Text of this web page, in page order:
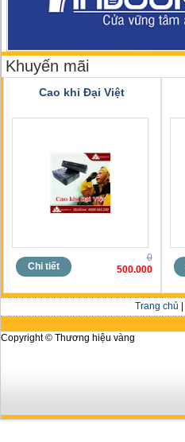
Khuyến mãi
Cao khỉ Đại Việt
Chi tiết
0
500.000
Trang chủ
Copyright © Thương hiệu vàng